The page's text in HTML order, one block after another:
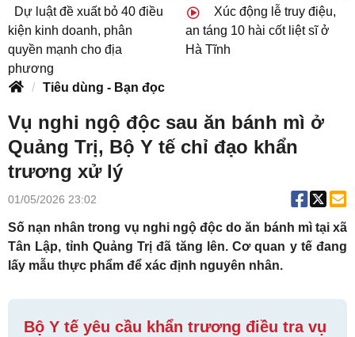
Dự luật đề xuất bỏ 40 điều
kiện kinh doanh, phân
quyền mạnh cho địa
phương
Xúc động lễ truy điệu,
an táng 10 hài cốt liệt sĩ ở
Hà Tĩnh
Tiêu dùng - Bạn đọc
Vụ nghi ngộ độc sau ăn bánh mì ở
Quảng Trị, Bộ Y tế chỉ đạo khẩn
trương xử lý
01/05/2026 23:02
Số nạn nhân trong vụ nghi ngộ độc do ăn bánh mì tại xã
Tân Lập, tỉnh Quảng Trị đã tăng lên. Cơ quan y tế đang
lấy mẫu thực phẩm để xác định nguyên nhân.
Bộ Y tế yêu cầu khẩn trương điều tra vụ